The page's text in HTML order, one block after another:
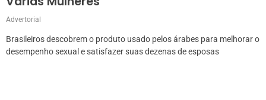
Advertorial
Brasileiros descobrem o produto usado pelos árabes para melhorar o
desempenho sexual e satisfazer suas dezenas de esposas